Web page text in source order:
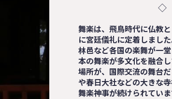
◇
舞楽は、飛鳥時代に仏教
に宮廷儀礼に定着しまし
林邑など各国の楽舞が一
本の舞楽が多文化を融合
場所が、国際交流の舞台
や春日大社などの大きな
舞楽神事が続けられてい